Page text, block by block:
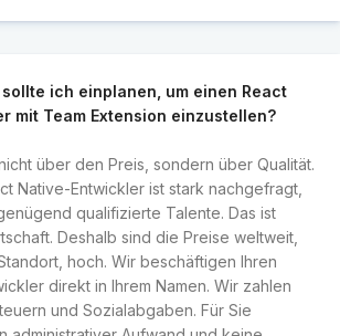
ich einplanen, um einen React
mit Team Extension einzustellen?
über den Preis, sondern über Qualität.
Native-Entwickler ist stark nachgefragt,
qualifizierte Talente. Das ist
Deshalb sind die Preise weltweit,
hoch. Wir beschäftigen Ihren
direkt in Ihrem Namen. Wir zahlen
und Sozialabgaben. Für Sie